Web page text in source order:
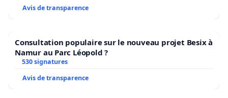
Avis de transparence
Consultation populaire sur le nouveau projet Besix à
Namur au Parc Léopold ?
530 signatures
Avis de transparence